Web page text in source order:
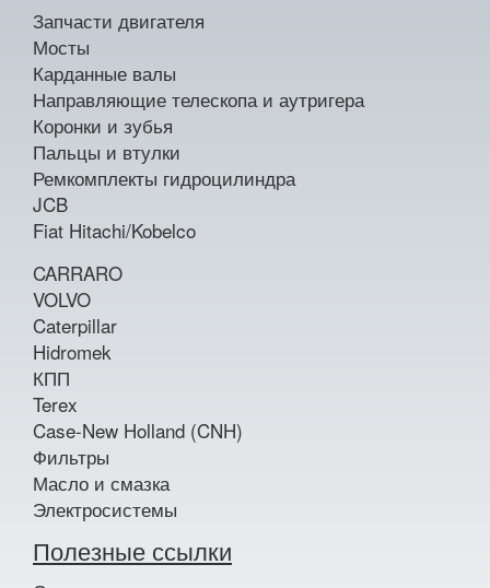
Запчасти двигателя
Мосты
Карданные валы
Направляющие телескопа и аутригера
Коронки и зубья
Пальцы и втулки
Ремкомплекты гидроцилиндра
JCB
Fiat Hitachi/Kobelco
CARRARO
VOLVO
Caterpillar
Hidromek
КПП
Terex
Case-New Holland (CNH)
Фильтры
Масло и смазка
Электросистемы
Полезные ссылки